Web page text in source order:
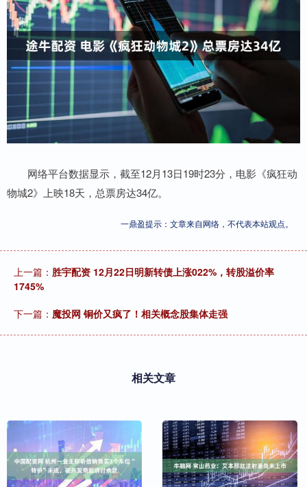
网络平台数据显示，截至12月13日19时23分，电影《疯狂动
物城2》上映18天，总票房达34亿。
一鼎盈提示：文章来自网络，不代表本站观点。
上一篇： 胜宇配资 12月22日明新转债上涨022%，转股溢价率
1745%
下一篇： 魔投网 铜价又疯了！相关概念股集体走强
相关文章